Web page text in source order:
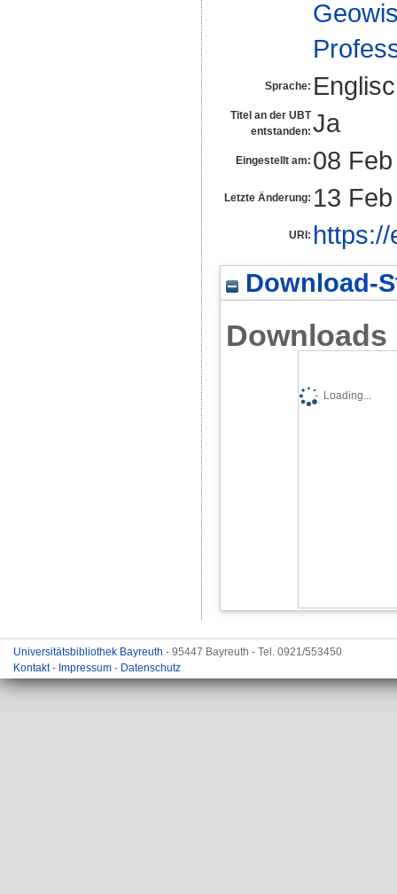
Sprache:
Titel an der UBT
entstanden: Ja
Eingestellt am: 08
Letzte Änderung: 13
URI:
Download-
Downloads
Loading...
Universitätsbibliothek Bayreuth - 95447 Bayreuth - Tel. 0921/553450
Kontakt- Impressum - Datenschutz